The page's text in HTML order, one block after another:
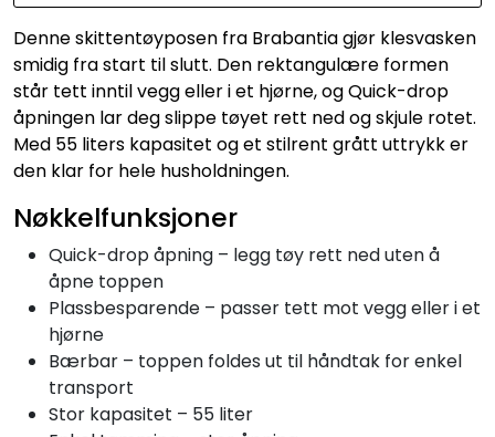
Denne skittentøyposen fra Brabantia gjør klesvasken
smidig fra start til slutt. Den rektangulære formen
står tett inntil vegg eller i et hjørne, og Quick-drop
åpningen lar deg slippe tøyet rett ned og skjule rotet.
Med 55 liters kapasitet og et stilrent grått uttrykk er
den klar for hele husholdningen.
Nøkkelfunksjoner
Quick-drop åpning – legg tøy rett ned uten å
åpne toppen
Plassbesparende – passer tett mot vegg eller i et
hjørne
Bærbar – toppen foldes ut til håndtak for enkel
transport
Stor kapasitet – 55 liter